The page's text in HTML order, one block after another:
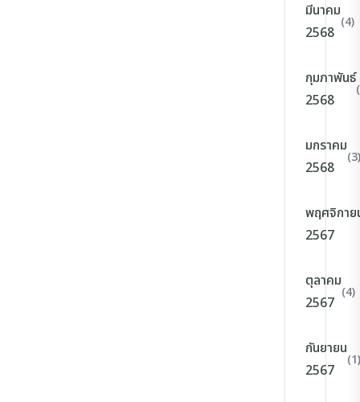
มีนาคม
2568
(4)
กุมภาพันธ์
2568
มกราคม
2568
(3)
พฤศจิกาย
2567
ตุลาคม
2567
(4)
กันยายน
2567
(1)